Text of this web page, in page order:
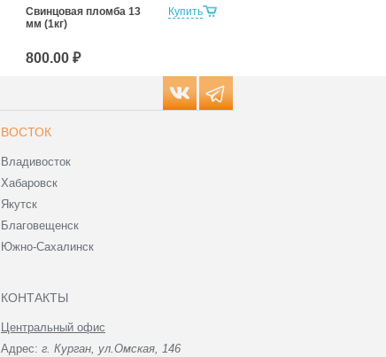
Купить
Свинцовая пломба 13
мм (1кг)
800.00 ₽
ВОСТОК
Владивосток
Хабаровск
Якутск
Благовещенск
Южно-Сахалинск
КОНТАКТЫ
Центральный офис
Адрес: г. Курган, ул.Омская, 146